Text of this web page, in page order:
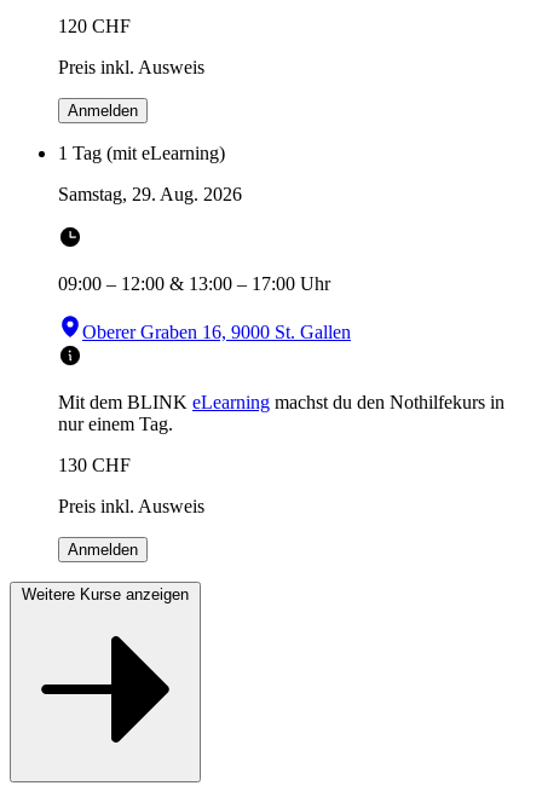
120 CHF
Preis inkl. Ausweis
Anmelden
1 Tag (mit eLearning)
Samstag, 29. Aug. 2026
09:00 – 12:00 & 13:00 – 17:00 Uhr
Oberer Graben 16, 9000 St. Gallen
Mit dem BLINK eLearning machst du den Nothilfekurs in
nur einem Tag.
130 CHF
Preis inkl. Ausweis
Anmelden
Weitere Kurse anzeigen